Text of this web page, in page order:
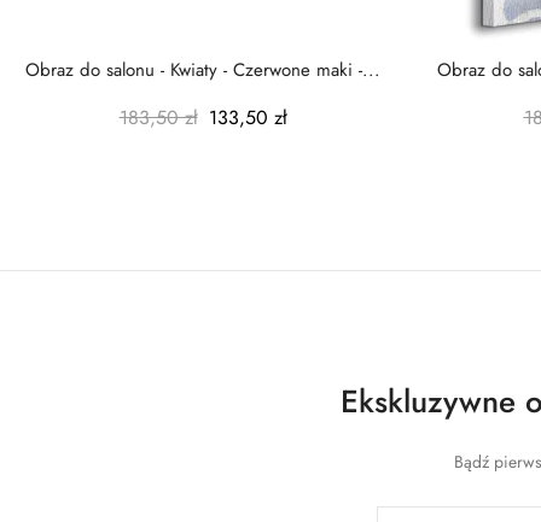
Obraz do salonu - Kwiaty - Czerwone maki -...
183,50 zł 133,50 zł
Obraz do
Ekskluzywne
Bądź